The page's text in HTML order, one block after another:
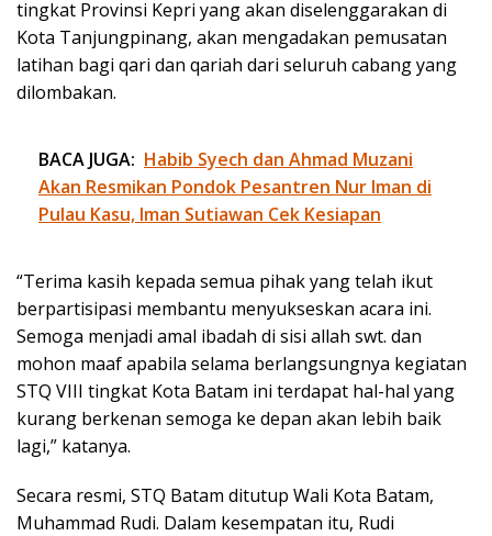
tingkat Provinsi Kepri yang akan diselenggarakan di
Kota Tanjungpinang, akan mengadakan pemusatan
latihan bagi qari dan qariah dari seluruh cabang yang
dilombakan.
BACA JUGA: Habib Syech dan Ahmad Muzani
Akan Resmikan Pondok Pesantren Nur Iman di
Pulau Kasu, Iman Sutiawan Cek Kesiapan
“Terima kasih kepada semua pihak yang telah ikut
berpartisipasi membantu menyukseskan acara ini.
Semoga menjadi amal ibadah di sisi allah swt. dan
mohon maaf apabila selama berlangsungnya kegiatan
STQ VIII tingkat Kota Batam ini terdapat hal-hal yang
kurang berkenan semoga ke depan akan lebih baik
lagi,” katanya.
Secara resmi, STQ Batam ditutup Wali Kota Batam,
Muhammad Rudi. Dalam kesempatan itu, Rudi